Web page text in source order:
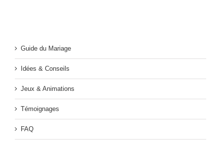
Guide du Mariage
Idées & Conseils
Jeux & Animations
Témoignages
FAQ